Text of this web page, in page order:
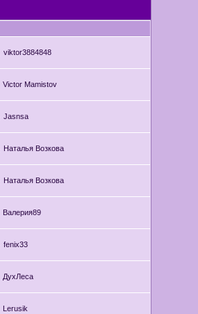
viktor3884848
Victor Mamistov
Jasnsa
Наталья Возкова
Наталья Возкова
Валерия89
fenix33
ДухЛеса
Lerusik